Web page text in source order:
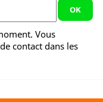
Vous
contact dans les